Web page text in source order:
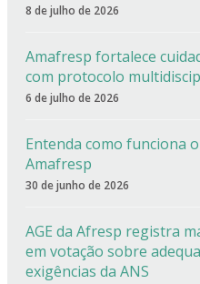
8 de julho de 2026
Amafresp fortalece
com protocolo
6 de julho de 2026
Entenda como funciona
Amafresp
30 de junho de 2026
AGE da Afresp registra
em votação sobre
exigências da ANS